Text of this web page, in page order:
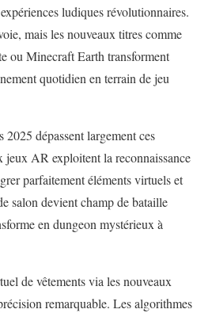
ludiques révolutionnaires.
mais les nouveaux titres comme
ou Minecraft Earth transforment
quotidien en terrain de jeu
dépassent largement ces
jeux AR exploitent la reconnaissance
parfaitement éléments virtuels et
salon devient champ de bataille
en dungeon mystérieux à
de vêtements via les nouveaux
remarquable. Les algorithmes